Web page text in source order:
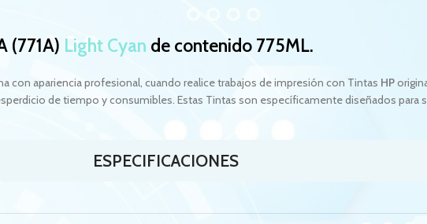
(771A) Light Cyan de contenido 775ML.
con apariencia profesional, cuando realice trabajos de impresión con Tintas HP
de tiempo y consumibles. Estas Tintas son específicamente diseñados para
ESPECIFICACIONES